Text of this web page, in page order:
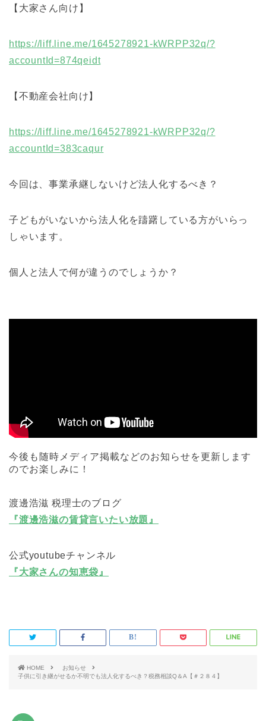
【大家さん向け】
https://liff.line.me/1645278921-kWRPP32q/?
accountId=874qeidt
【不動産会社向け】
https://liff.line.me/1645278921-kWRPP32q/?
accountId=383caqur
今回は、事業承継しないけど法人化するべき？
子どもがいないから法人化を躊躇している方がいらっ
しゃいます。
個人と法人で何が違うのでしょうか？
今後も随時メディア掲載などのお知らせを更新します
のでお楽しみに！
渡邊浩滋 税理士のブログ
『渡邊浩滋の賃貸言いたい放題』
公式youtubeチャンネル
『大家さんの知恵袋』
HOME
お知らせ
子供に引き継がせるか不明でも法人化するべき？税務相談Q＆A【＃２８４】